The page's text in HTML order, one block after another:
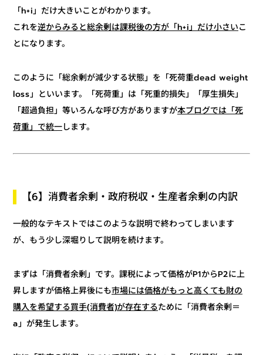
「h+i」だけ大きいことがわかります。
これを逆からみると総余剰は課税後の方が「h+i」だけ小さいこ
とになります。
このように「総余剰が減少する状態」を「死荷重dead weight
loss」といいます。「死荷重」は「死重的損失」「厚生損失」
「超過負担」等いろんな呼び方がありますが本ブログでは「死
荷重」で統一します。
【6】消費者余剰・政府税収・生産者余剰の内訳
一般的なテキストではこのような説明で終わってしまいます
が、もう少し深堀りして説明を続けます。
まずは「消費者余剰」です。課税によって価格がP1からP2に上
昇しますが価格上昇後にも市場には価格がもっと高くても財の
購入を希望する買手(消費者)が存在するために「消費者余剰＝
a」が発生します。